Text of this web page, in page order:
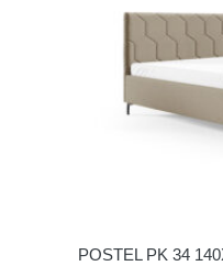
POSTEL PK 34